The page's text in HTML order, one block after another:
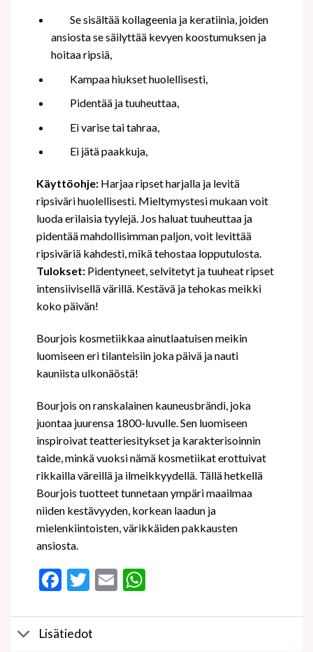
Se sisältää kollageenia ja keratiinia, joiden
ansiosta se säilyttää kevyen koostumuksen ja
hoitaa ripsiä,
Kampaa hiukset huolellisesti,
Pidentää ja tuuheuttaa,
Ei varise tai tahraa,
Ei jätä paakkuja,
Käyttöohje: Harjaa ripset harjalla ja levitä
ripsiväri huolellisesti. Mieltymystesi mukaan voit
luoda erilaisia tyylejä. Jos haluat tuuheuttaa ja
pidentää mahdollisimman paljon, voit levittää
ripsiväriä kahdesti, mikä tehostaa lopputulosta.
Tulokset: Pidentyneet, selvitetyt ja tuuheat ripset
intensiivisellä värillä. Kestävä ja tehokas meikki
koko päivän!
Bourjois kosmetiikkaa ainutlaatuisen meikin
luomiseen eri tilanteisiin joka päivä ja nauti
kauniista ulkonäöstä!
Bourjois on ranskalainen kauneusbrändi, joka
juontaa juurensa 1800-luvulle. Sen luomiseen
inspiroivat teatteriesitykset ja karakterisoinnin
taide, minkä vuoksi nämä kosmetiikat erottuivat
rikkailla väreillä ja ilmeikkyydellä. Tällä hetkellä
Bourjois tuotteet tunnetaan ympäri maailmaa
niiden kestävyyden, korkean laadun ja
mielenkiintoisten, värikkäiden pakkausten
ansiosta.
Facebook
Twitter
EmailWhatsApp
Lisätiedot